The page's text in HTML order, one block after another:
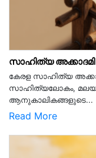
സാഹിത്യ
കേരള സാഹിത്യ
സാഹിത്യലോകം,
ആനുകാലികങ്ങളുടെ...
Read More